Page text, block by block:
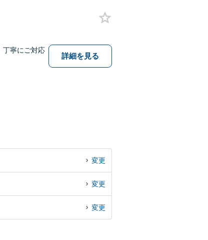
丁寧にご対応
詳細を見る
変更
変更
変更